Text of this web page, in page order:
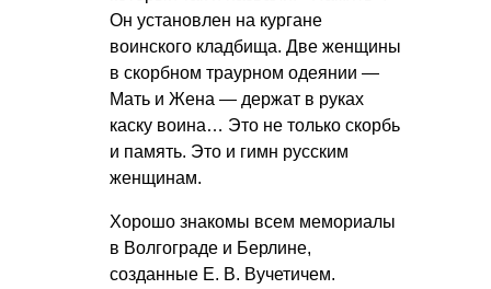
Он установлен на кургане
воинского кладбища. Две женщины
в скорбном траурном одеянии —
Мать и Жена — держат в руках
каску воина… Это не только скорбь
и память. Это и гимн русским
женщинам.
Хорошо знакомы всем мемориалы
в Волгограде и Берлине,
созданные Е. В. Вучетичем.